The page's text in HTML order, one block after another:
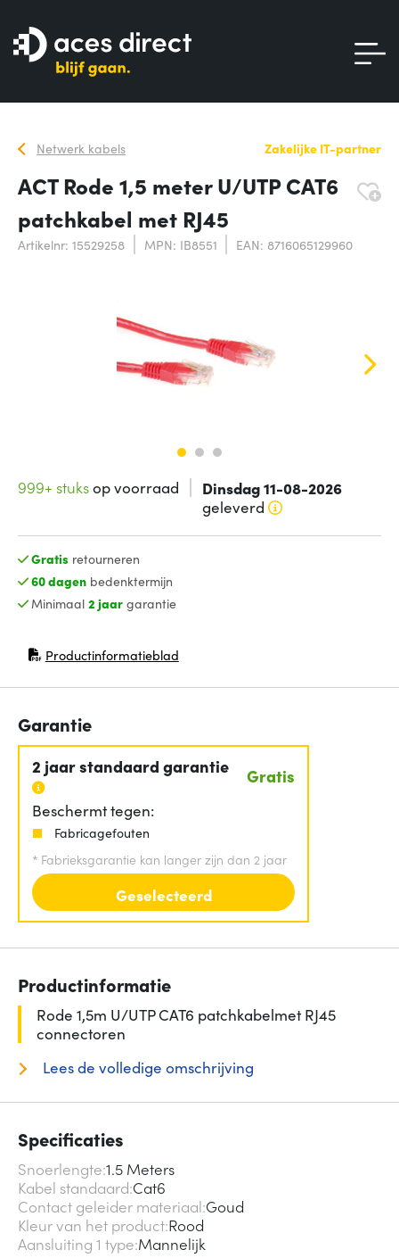
Netwerk kabels Zakelijke IT-partner
ACT Rode 1,5 meter U/UTP CAT6
patchkabel met RJ45
Artikelnr: 15529258 MPN: IB8551 EAN: 8716065129960
999+ stuksop voorraad Dinsdag 11-08-2026
geleverd
Gratis retourneren
60 dagenbedenktermijn
Minimaal 2 jaargarantie
Productinformatieblad
(opent in nieuw venster)
Garantie
2 jaar standaard garantie Gratis
Beschermt tegen:
Fabricagefouten
* Fabrieksgarantie kan langer zijn dan 2 jaar
Geselecteerd
Productinformatie
Rode 1,5m U/UTP CAT6 patchkabelmet RJ45
connectoren
Lees de volledige omschrijving
Specificaties
Snoerlengte 1.5 Meters
Kabel standaard Cat6
Contact geleider materiaal Goud
Kleur van het product Rood
Aansluiting 1 type Mannelijk